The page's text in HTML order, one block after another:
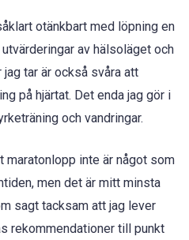
otänkbart med löpning en
av hälsoläget och
tar är också svåra att
på hjärtat. Det enda jag gör i
och vandringar.
maratonlopp inte är något som
men det är mitt minsta
sagt tacksam att jag lever
rekommendationer till punkt